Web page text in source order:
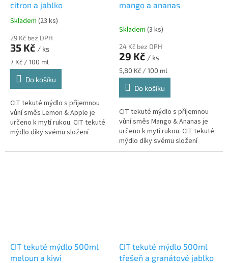
citron a jablko
Průměrné
produktu
je
5,0
z
hvězdiček.
Skladem (23 ks)
29 Kč bez DPH
35 Kč / ks
Měrná
cena:
7 Kč / 100 ml
Do košíku
CIT tekuté mýdlo s příjemnou
vůní směs Lemon & Apple je
určeno k mytí rukou. CIT tekuté
mýdlo díky svému složení
zanechává ji hebkou a vláčnou.
mango a ananas
Skladem (3 ks)
24 Kč bez DPH
29 Kč / ks
Měrná
cena:
5,80 Kč / 100 ml
Do košíku
CIT tekuté mýdlo s příjemnou
vůní směs Mango & Ananas je
určeno k mytí rukou. CIT tekuté
mýdlo díky svému složení
zjemňuje vaši pokožku a
CIT tekuté mýdlo 500ml
meloun a kiwi
CIT tekuté mýdlo 500ml
třešeň a granátové jablko